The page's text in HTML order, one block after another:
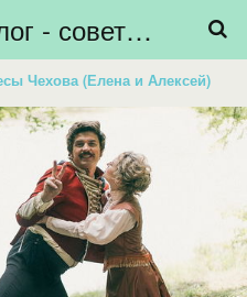
Свадебный блог - советы невестам, подготовка к свадьбе - HiBride
Чехова (Елена и Алексей)